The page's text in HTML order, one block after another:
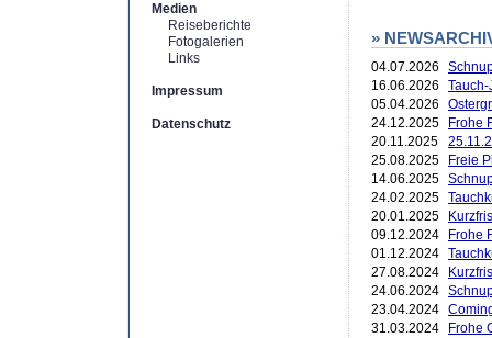
Medien
Reiseberichte
Fotogalerien
Links
Impressum
Datenschutz
»
04.07.2026
16.06.2026
05.04.2026
24.12.2025
Frohe
20.11.2025
25.08.2025
Freie
14.06.2025
24.02.2025
20.01.2025
09.12.2024
Frohe
01.12.2024
27.08.2024
24.06.2024
23.04.2024
31.03.2024
Frohe